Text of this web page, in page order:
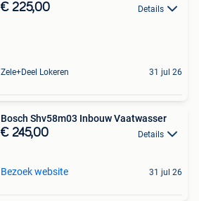
€ 225,00 Details
Zele+Deel Lokeren 31 jul 26
Bosch Shv58m03 Inbouw Vaatwasser
€ 245,00 Details
Bezoek website 31 jul 26